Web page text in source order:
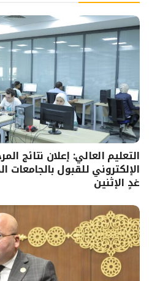
التعليم العالي: إعلان نتائج
الإلكتروني للقبول
غدٍ الإثنين